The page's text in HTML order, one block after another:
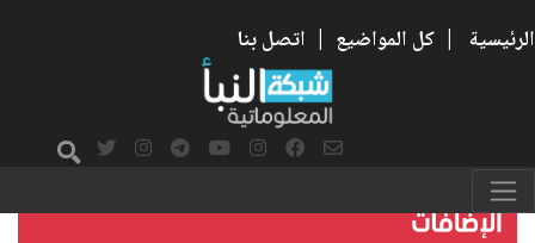
الرئيسية | كل المواضيع | اتصل بنا